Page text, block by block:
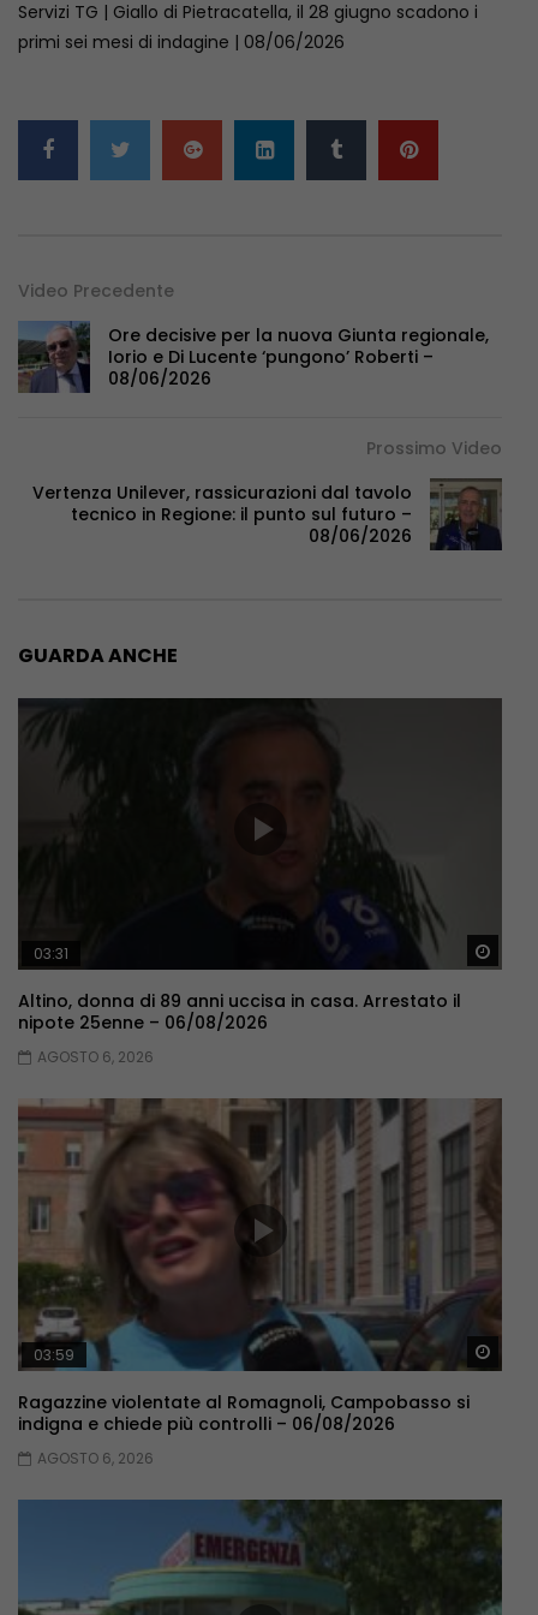
Servizi TG | Giallo di Pietracatella, il 28 giugno scadono i
primi sei mesi di indagine | 08/06/2026
Video Precedente
Ore decisive per la nuova Giunta regionale,
Iorio e Di Lucente ‘pungono’ Roberti –
08/06/2026
Prossimo Video
Vertenza Unilever, rassicurazioni dal tavolo
tecnico in Regione: il punto sul futuro –
08/06/2026
GUARDA ANCHE
03:31
Altino, donna di 89 anni uccisa in casa. Arrestato il
nipote 25enne – 06/08/2026
AGOSTO 6, 2026
03:59
Ragazzine violentate al Romagnoli, Campobasso si
indigna e chiede più controlli – 06/08/2026
AGOSTO 6, 2026